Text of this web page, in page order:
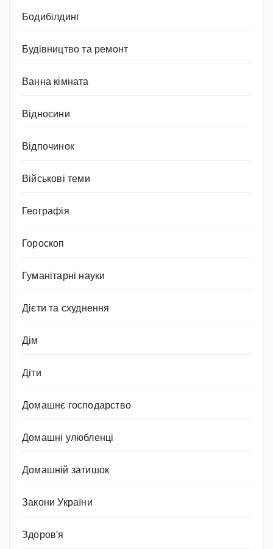
Бодибілдинг
Будівництво та ремонт
Ванна кімната
Відносини
Відпочинок
Військові теми
Географія
Гороскоп
Гуманітарні науки
Дієти та схуднення
Дім
Діти
Домашнє господарство
Домашні улюбленці
Домашній затишок
Закони України
Здоров'я